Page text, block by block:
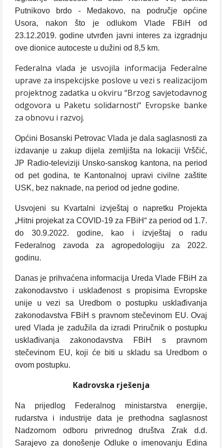
Putnikovo brdo - Medakovo, na područje općine
Usora, nakon što je odlukom Vlade FBiH od
23.12.2019. godine utvrđen javni interes za izgradnju
ove dionice autoceste u dužini od 8,5 km.
Federalna vlada je usvojila informacija Federalne
uprave za inspekcijske poslove u vezi s realizacijom
projektnog zadatka u okviru “Brzog savjetodavnog
odgovora u Paketu solidarnosti“ Evropske banke
za obnovu i razvoj.
Općini Bosanski Petrovac Vlada je dala saglasnosti za
izdavanje u zakup dijela zemljišta na lokaciji Vrščić,
JP Radio-televiziji Unsko-sanskog kantona, na period
od pet godina, te Kantonalnoj upravi civilne zaštite
USK, bez naknade, na period od jedne godine.
Usvojeni su Kvartalni izvještaj o napretku Projekta
„Hitni projekat za COVID-19 za FBiH“ za period od 1.7.
do 30.9.2022. godine, kao i izvještaj o radu
Federalnog zavoda za agropedologiju za 2022.
godinu.
Danas je prihvaćena informacija Ureda Vlade FBiH za
zakonodavstvo i usklađenost s propisima Evropske
unije u vezi sa Uredbom o postupku usklađivanja
zakonodavstva FBiH s pravnom stečevinom EU. Ovaj
ured Vlada je zadužila da izradi Priručnik o postupku
usklađivanja zakonodavstva FBiH s pravnom
stečevinom EU, koji će biti u skladu sa Uredbom o
ovom postupku.
Kadrovska rješenja
Na prijedlog Federalnog ministarstva energije,
rudarstva i industrije data je prethodna saglasnost
Nadzornom odboru privrednog društva Zrak d.d.
Sarajevo za donošenje Odluke o imenovanju Edina